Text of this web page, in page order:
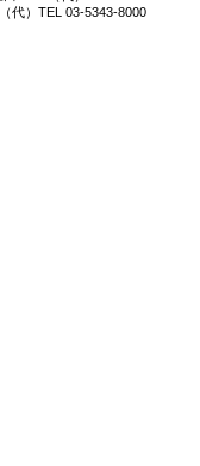
代）TEL 03-5343-8000